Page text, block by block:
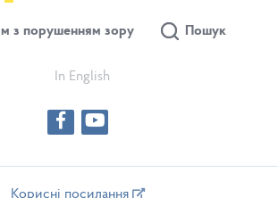
з порушенням зору Пошук
In English
Корисні посилання